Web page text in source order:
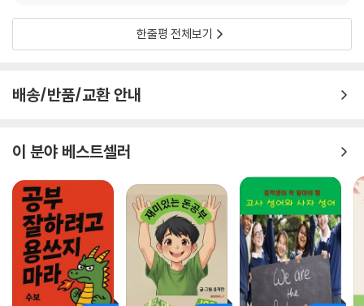
한줄평 전체보기
배송/반품/교환 안내
이 분야 베스트셀러